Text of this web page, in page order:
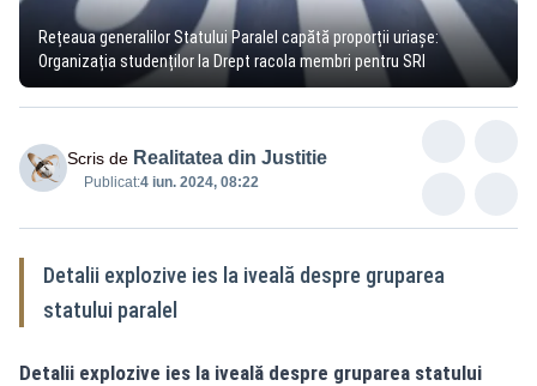
Rețeaua generalilor Statului Paralel capătă proporții uriașe:
Organizația studenților la Drept racola membri pentru SRI
Scris de Realitatea din Justitie
Publicat:4 iun. 2024, 08:22
Detalii explozive ies la iveală despre gruparea
statului paralel
Detalii explozive ies la iveală despre gruparea statului